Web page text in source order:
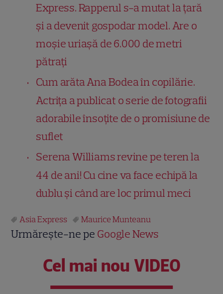
Express. Rapperul s-a mutat la țară
și a devenit gospodar model. Are o
moșie uriașă de 6.000 de metri
pătrați
Cum arăta Ana Bodea în copilărie.
Actrița a publicat o serie de fotografii
adorabile însoțite de o promisiune de
suflet
Serena Williams revine pe teren la
44 de ani! Cu cine va face echipă la
dublu și când are loc primul meci
Asia Express Maurice Munteanu
Urmărește-ne pe Google News
Cel mai nou VIDEO